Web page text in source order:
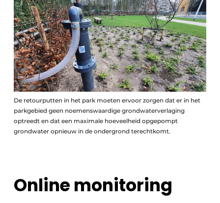
De retourputten in het park moeten ervoor zorgen dat er in het
parkgebied geen noemenswaardige grondwaterverlaging
optreedt en dat een maximale hoeveelheid opgepompt
grondwater opnieuw in de ondergrond terechtkomt.
Online monitoring